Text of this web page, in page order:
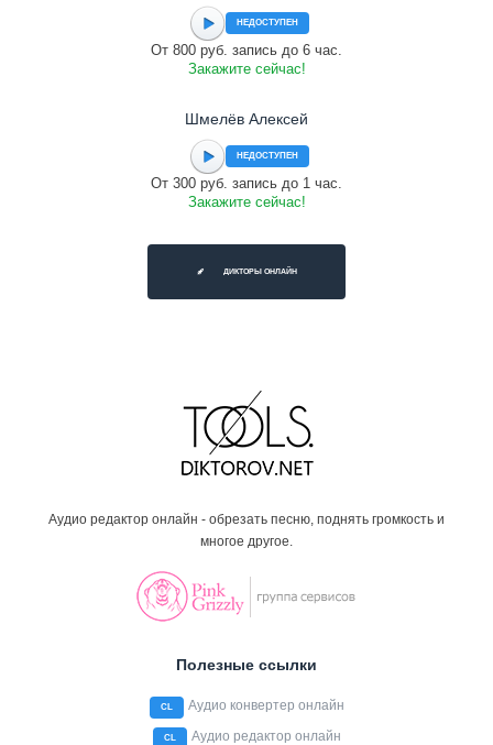
НЕДОСТУПЕН
От 800 руб. запись до 6 час.
Закажите сейчас!
Шмелёв Алексей
НЕДОСТУПЕН
От 300 руб. запись до 1 час.
Закажите сейчас!
ДИКТОРЫ ОНЛАЙН
Аудио редактор онлайн - обрезать песню, поднять громкость и
многое другое.
Полезные ссылки
CL Аудио конвертер онлайн
CL Аудио редактор онлайн